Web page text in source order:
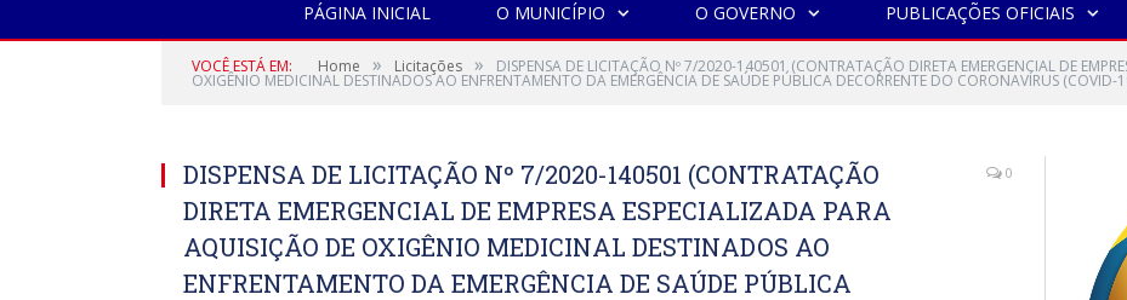
PÁGINA INICIAL O MUNICÍPIO O GOVERNO PUBLICAÇÕES OFICIAIS
VOCÊ ESTÁ EM: Home » Licitações » DISPENSA DE LICITAÇÃO Nº 7/2020-140501 (CONTRATAÇÃO DIRETA EMERGENCIAL DE
OXIGÊNIO MEDICINAL DESTINADOS AO ENFRENTAMENTO DA EMERGÊNCIA DE SAÚDE PÚBLICA DECORRENTE DO CORONAVÍRUS (COVID-
DISPENSA DE LICITAÇÃO Nº 7/2020-140501 (CONTRATAÇÃO
DIRETA EMERGENCIAL DE EMPRESA ESPECIALIZADA PARA
AQUISIÇÃO DE OXIGÊNIO MEDICINAL DESTINADOS AO
ENFRENTAMENTO DA EMERGÊNCIA DE SAÚDE PÚBLICA
0